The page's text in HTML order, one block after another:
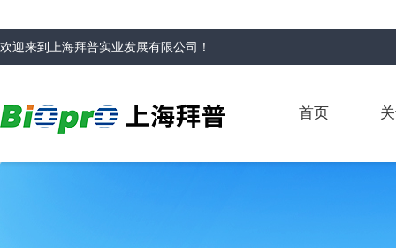
欢迎来到 上海拜普实业发展有限公司 ！
首页